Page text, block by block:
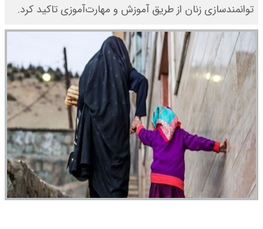
توانمندسازی زنان از طریق آموزش و مهارت‌آموزی تاکید کرد.